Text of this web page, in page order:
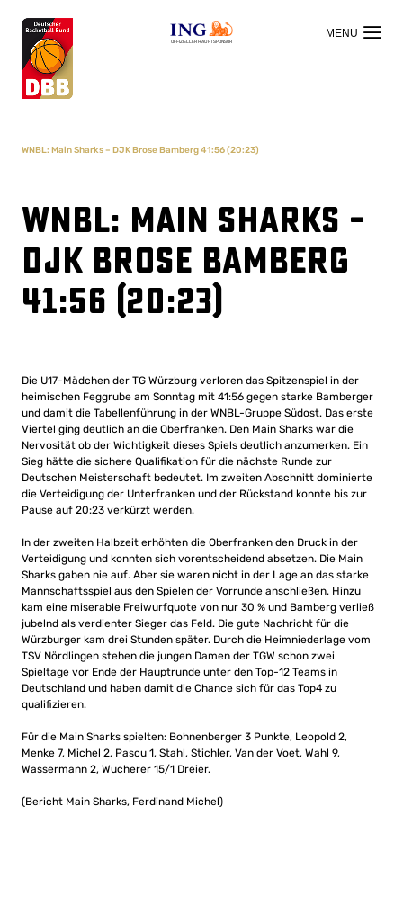
OFFIZIELLER HAUPTSPONSOR
WNBL: Main Sharks – DJK Brose Bamberg 41:56 (20:23)
WNBL: Main Sharks –
DJK Brose Bamberg
41:56 (20:23)
Die U17-Mädchen der TG Würzburg verloren das Spitzenspiel in der
heimischen Feggrube am Sonntag mit 41:56 gegen starke Bamberger
und damit die Tabellenführung in der WNBL-Gruppe Südost. Das erste
Viertel ging deutlich an die Oberfranken. Den Main Sharks war die
Nervosität ob der Wichtigkeit dieses Spiels deutlich anzumerken. Ein
Sieg hätte die sichere Qualifikation für die nächste Runde zur
Deutschen Meisterschaft bedeutet. Im zweiten Abschnitt dominierte
die Verteidigung der Unterfranken und der Rückstand konnte bis zur
Pause auf 20:23 verkürzt werden.
In der zweiten Halbzeit erhöhten die Oberfranken den Druck in der
Verteidigung und konnten sich vorentscheidend absetzen. Die Main
Sharks gaben nie auf. Aber sie waren nicht in der Lage an das starke
Mannschaftsspiel aus den Spielen der Vorrunde anschließen. Hinzu
kam eine miserable Freiwurfquote von nur 30 % und Bamberg verließ
jubelnd als verdienter Sieger das Feld. Die gute Nachricht für die
Würzburger kam drei Stunden später. Durch die Heimniederlage vom
TSV Nördlingen stehen die jungen Damen der TGW schon zwei
Spieltage vor Ende der Hauptrunde unter den Top-12 Teams in
Deutschland und haben damit die Chance sich für das Top4 zu
qualifizieren.
Für die Main Sharks spielten: Bohnenberger 3 Punkte, Leopold 2,
Menke 7, Michel 2, Pascu 1, Stahl, Stichler, Van der Voet, Wahl 9,
Wassermann 2, Wucherer 15/1 Dreier.
(Bericht Main Sharks, Ferdinand Michel)